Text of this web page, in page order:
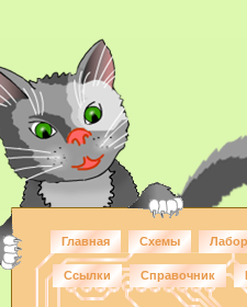
Главная Схемы
Ссылки Справочник